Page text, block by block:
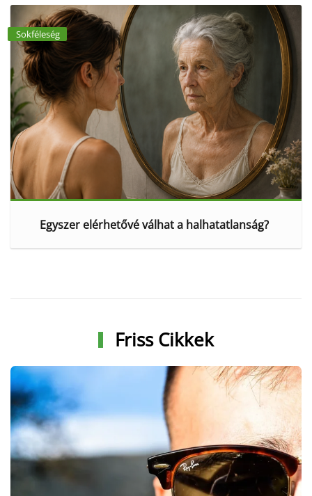
Sokféleség
Egyszer elérhetővé válhat a halhatatlanság?
Friss Cikkek